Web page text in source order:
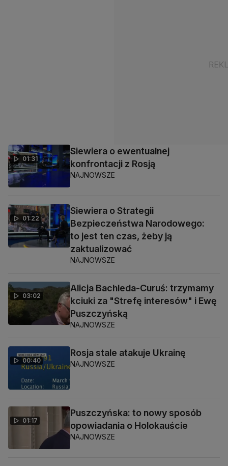
01:31
Siewiera o ewentualnej
konfrontacji z Rosją
NAJNOWSZE
01:22
Siewiera o Strategii
Bezpieczeństwa Narodowego:
to jest ten czas, żeby ją
zaktualizować
NAJNOWSZE
03:02
Alicja Bachleda-Curuś: trzymamy
kciuki za "Strefę interesów" i Ewę
Puszczyńską
NAJNOWSZE
00:40
Rosja stale atakuje Ukrainę
NAJNOWSZE
01:17
Puszczyńska: to nowy sposób
opowiadania o Holokauście
NAJNOWSZE